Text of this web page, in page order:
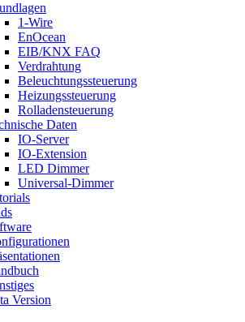
1-Wire
EnOcean
EIB/KNX FAQ
Verdrahtung
Beleuchtungssteuerung
Heizungssteuerung
Rolladensteuerung
Daten
IO-Server
IO-Extension
LED Dimmer
Universal-Dimmer
Version